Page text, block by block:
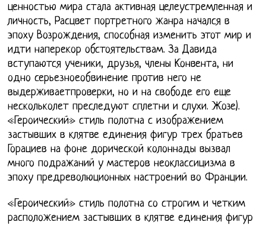
ценностью мира стала активная целеустремленная и
личность, Расцвет портретного жанра начался в
эпоху Возрождения, способная изменить этот мир и
идти наперекор обстоятельствам. За Давида
вступаются ученики, друзья, члены Конвента, ни
одно серьезноеобвинение против него не
выдерживаетпроверки, но и на свободе его еще
нескольколет преследуют сплетни и слухи. Жозе).
«Героический» стиль полотна с изображением
застывших в клятве единения фигур трех братьев
Горациев на фоне дорической колоннады вызвал
много подражаний у мастеров неоклассицизма в
эпоху предреволюционных настроений во Франции.
«Героический» стиль полотна со строгим и четким
расположением застывших в клятве единения фигур